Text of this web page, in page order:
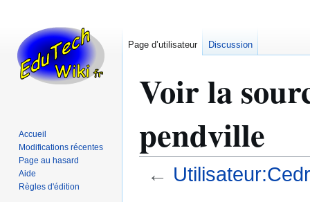
Voir la
pendville
←
Page d’utilisateur Discussion
Accueil
Modifications récentes
Page au hasard
Aide
Règles d'édition